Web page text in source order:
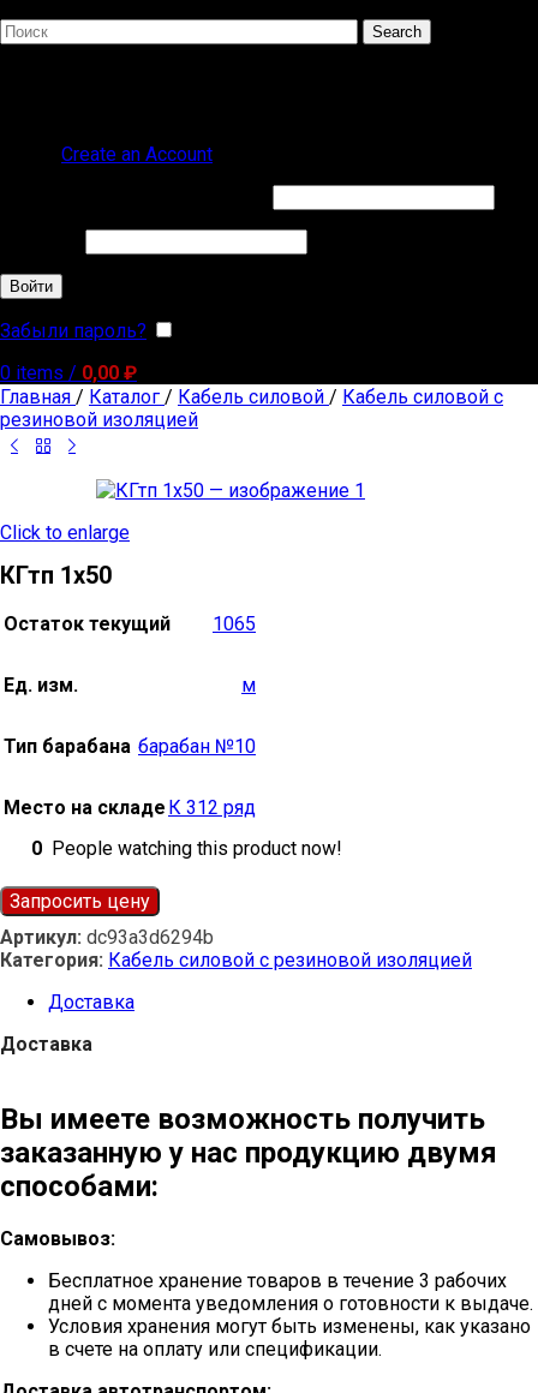
Search
Create an Account
Войти
Забыли пароль?
0 items / 0,00 ₽
Главная / Каталог / Кабель силовой / Кабель силовой с
резиновой изоляцией
Click to enlarge
КГтп 1х50
Остаток текущий 1065
Ед. изм. м
Тип барабана барабан №10
Место на складе К 312 ряд
0 People watching this product now!
Запросить цену
Артикул: dc93a3d6294b
Категория: Кабель силовой с резиновой изоляцией
Доставка
Доставка
Вы имеете возможность получить
заказанную у нас продукцию двумя
способами:
Самовывоз:
Бесплатное хранение товаров в течение 3 рабочих
дней с момента уведомления о готовности к выдаче.
Условия хранения могут быть изменены, как указано
в счете на оплату или спецификации.